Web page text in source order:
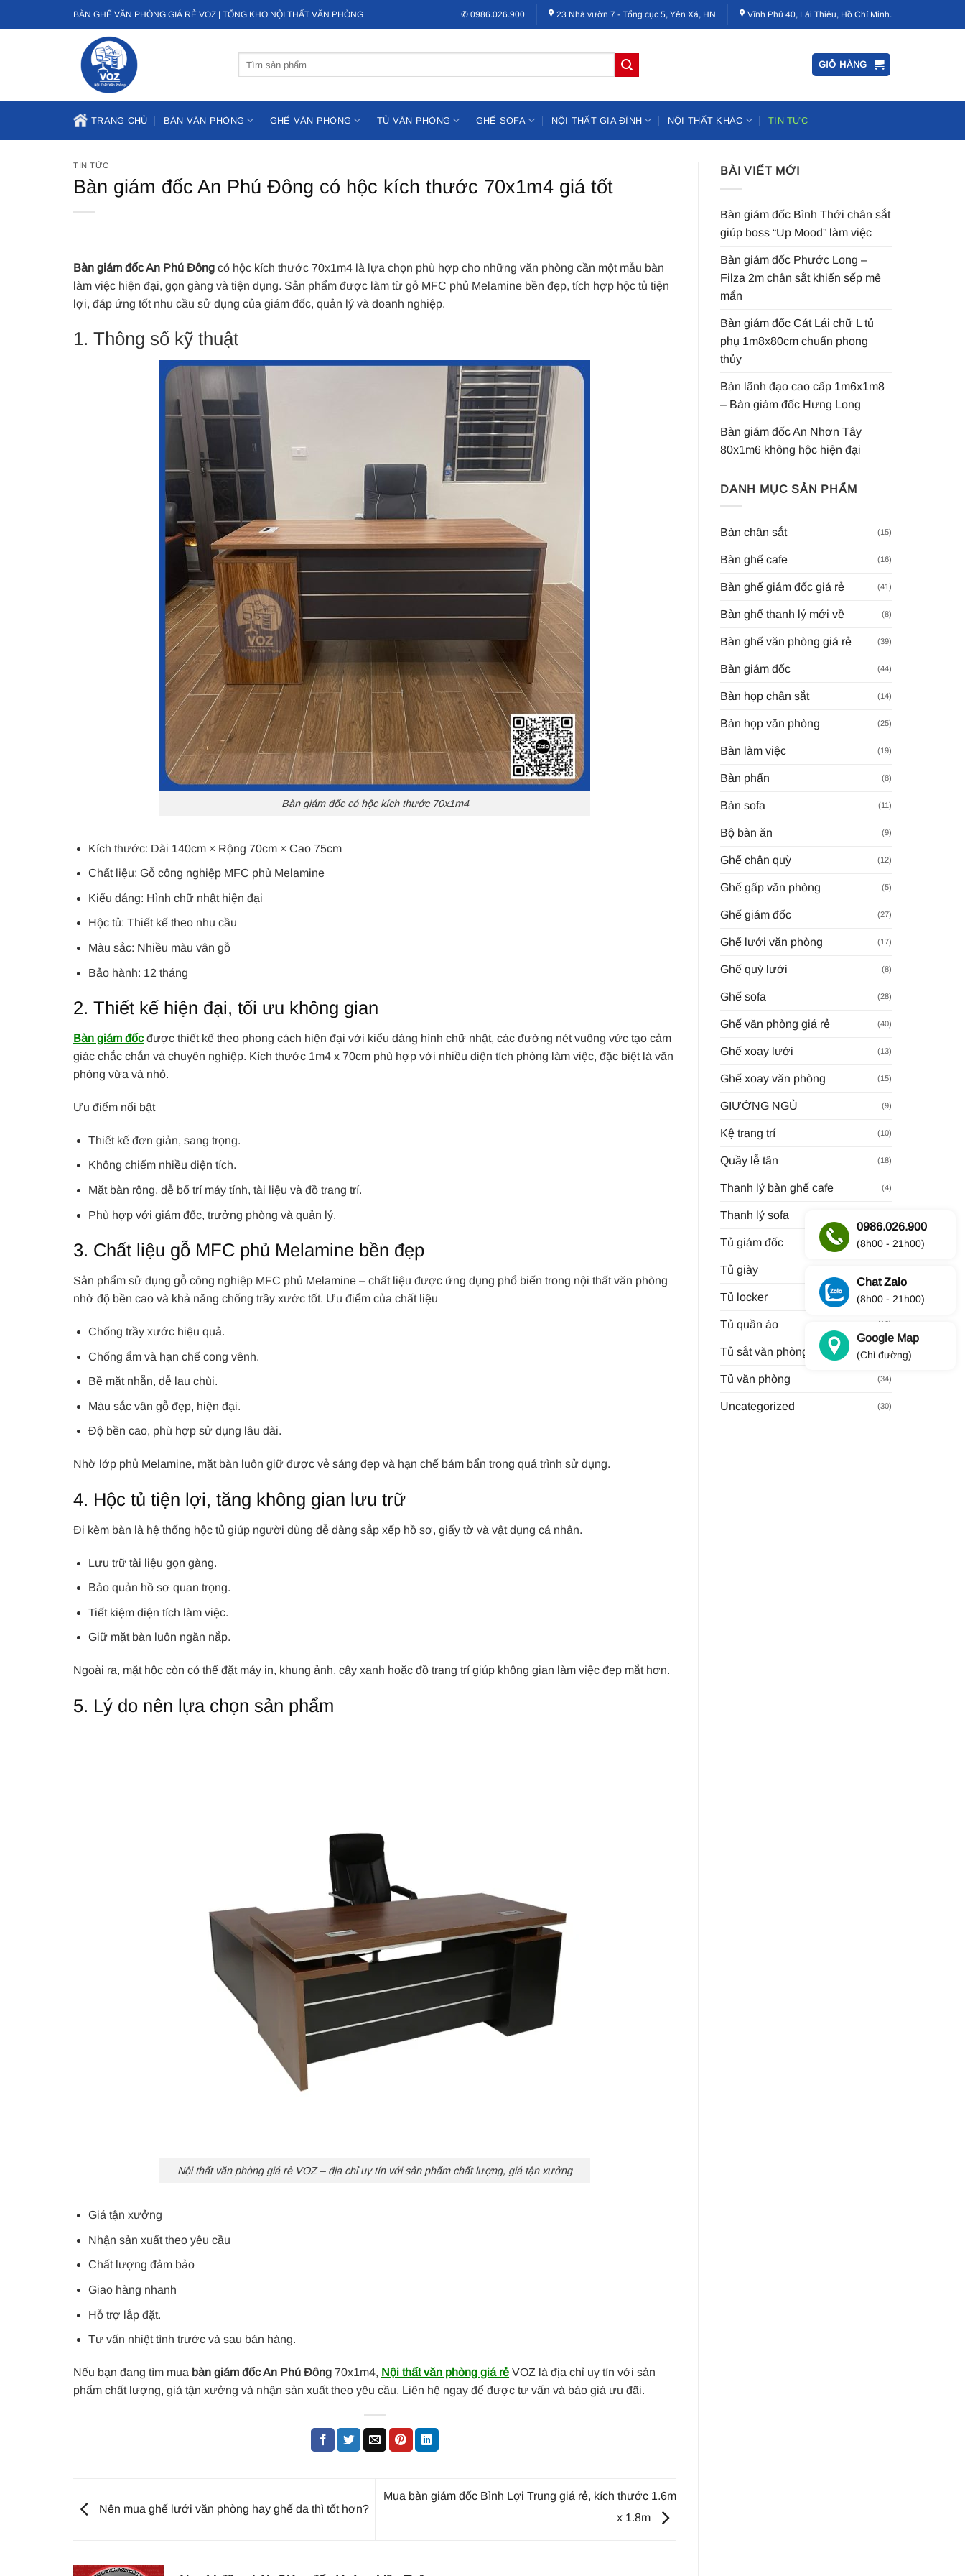
qua
BÀN GHẾ VĂN PHÒNG GIÁ RẺ VOZ | TỔNG KHO NỘI THẤT VĂN PHÒNG ✆ 0986.026.900 23 Nhà vườn 7 - Tổng cục 5, Yên Xá, HN Vĩnh Phú 40, Lái Thiêu, Hồ Chí Minh.
GIỎ HÀNG
TRANG CHỦ BÀN VĂN PHÒNG GHẾ VĂN PHÒNG TỦ VĂN PHÒNG GHẾ SOFA NỘI THẤT GIA ĐÌNH NỘI THẤT KHÁC TIN TỨC
TIN TỨC
Bàn giám đốc An Phú Đông có hộc kích thước 70x1m4 giá tốt
Bàn giám đốc An Phú Đông có hộc kích thước 70x1m4 là lựa chọn phù hợp cho những văn phòng cần một mẫu bàn
làm việc hiện đại, gọn gàng và tiện dụng. Sản phẩm được làm từ gỗ MFC phủ Melamine bền đẹp, tích hợp hộc tủ tiện
lợi, đáp ứng tốt nhu cầu sử dụng của giám đốc, quản lý và doanh nghiệp.
1. Thông số kỹ thuật
Bàn giám đốc có hộc kích thước 70x1m4
Kích thước: Dài 140cm × Rộng 70cm × Cao 75cm
Chất liệu: Gỗ công nghiệp MFC phủ Melamine
Kiểu dáng: Hình chữ nhật hiện đại
Hộc tủ: Thiết kế theo nhu cầu
Màu sắc: Nhiều màu vân gỗ
Bảo hành: 12 tháng
2. Thiết kế hiện đại, tối ưu không gian
Bàn giám đốcđược thiết kế theo phong cách hiện đại với kiểu dáng hình chữ nhật, các đường nét vuông vức tạo cảm
giác chắc chắn và chuyên nghiệp. Kích thước 1m4 x 70cm phù hợp với nhiều diện tích phòng làm việc, đặc biệt là văn
phòng vừa và nhỏ.
Ưu điểm nổi bật
Thiết kế đơn giản, sang trọng.
Không chiếm nhiều diện tích.
Mặt bàn rộng, dễ bố trí máy tính, tài liệu và đồ trang trí.
Phù hợp với giám đốc, trưởng phòng và quản lý.
3. Chất liệu gỗ MFC phủ Melamine bền đẹp
Sản phẩm sử dụng gỗ công nghiệp MFC phủ Melamine – chất liệu được ứng dụng phổ biến trong nội thất văn phòng
nhờ độ bền cao và khả năng chống trầy xước tốt. Ưu điểm của chất liệu
Chống trầy xước hiệu quả.
Chống ẩm và hạn chế cong vênh.
Bề mặt nhẵn, dễ lau chùi.
Màu sắc vân gỗ đẹp, hiện đại.
Độ bền cao, phù hợp sử dụng lâu dài.
Nhờ lớp phủ Melamine, mặt bàn luôn giữ được vẻ sáng đẹp và hạn chế bám bẩn trong quá trình sử dụng.
4. Hộc tủ tiện lợi, tăng không gian lưu trữ
Đi kèm bàn là hệ thống hộc tủ giúp người dùng dễ dàng sắp xếp hồ sơ, giấy tờ và vật dụng cá nhân.
Lưu trữ tài liệu gọn gàng.
Bảo quản hồ sơ quan trọng.
Tiết kiệm diện tích làm việc.
Giữ mặt bàn luôn ngăn nắp.
Ngoài ra, mặt hộc còn có thể đặt máy in, khung ảnh, cây xanh hoặc đồ trang trí giúp không gian làm việc đẹp mắt hơn.
5. Lý do nên lựa chọn sản phẩm
Nội thất văn phòng giá rẻ VOZ – địa chỉ uy tín với sản phẩm chất lượng, giá tận xưởng
Giá tận xưởng
Nhận sản xuất theo yêu cầu
Chất lượng đảm bảo
Giao hàng nhanh
Hỗ trợ lắp đặt.
Tư vấn nhiệt tình trước và sau bán hàng.
Nếu bạn đang tìm mua bàn giám đốc An Phú Đông 70x1m4, Nội thất văn phòng giá rẻ VOZ là địa chỉ uy tín với sản
phẩm chất lượng, giá tận xưởng và nhận sản xuất theo yêu cầu. Liên hệ ngay để được tư vấn và báo giá ưu đãi.
Nên mua ghế lưới văn phòng hay ghế da thì tốt hơn?
Mua bàn giám đốc Bình Lợi Trung giá rẻ, kích thước 1.6m
x 1.8m
BÀI VIẾT MỚI
Bàn giám đốc Bình Thới chân sắt
giúp boss “Up Mood” làm việc
Bàn giám đốc Phước Long –
Filza 2m chân sắt khiến sếp mê
mẩn
Bàn giám đốc Cát Lái chữ L tủ
phụ 1m8x80cm chuẩn phong
thủy
Bàn lãnh đạo cao cấp 1m6x1m8
– Bàn giám đốc Hưng Long
Bàn giám đốc An Nhơn Tây
80x1m6 không hộc hiện đại
DANH MỤC SẢN PHẨM
Bàn chân sắt (15)
Bàn ghế cafe (16)
Bàn ghế giám đốc giá rẻ (41)
Bàn ghế thanh lý mới về (8)
Bàn ghế văn phòng giá rẻ (39)
Bàn giám đốc (44)
Bàn họp chân sắt (14)
Bàn họp văn phòng (25)
Bàn làm việc (19)
Bàn phấn (8)
Bàn sofa (11)
Bộ bàn ăn (9)
Ghế chân quỳ (12)
Ghế gấp văn phòng (5)
Ghế giám đốc (27)
Ghế lưới văn phòng (17)
Ghế quỳ lưới (8)
Ghế sofa (28)
Ghế văn phòng giá rẻ (40)
Ghế xoay lưới (13)
Ghế xoay văn phòng (15)
GIƯỜNG NGỦ (9)
Kệ trang trí (10)
Quầy lễ tân (18)
Thanh lý bàn ghế cafe (4)
Thanh lý sofa
Tủ giám đốc (23)
Tủ giày
Tủ locker (9)
Tủ quần áo (13)
Tủ sắt văn phòng (11)
Tủ văn phòng (34)
Uncategorized (30)
0986.026.900
(8h00 - 21h00)
Chat Zalo
(8h00 - 21h00)
Google Map
(Chỉ đường)